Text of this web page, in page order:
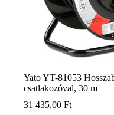
Yato YT-81053
csatlakozóval, 30 m
31 435,00 Ft